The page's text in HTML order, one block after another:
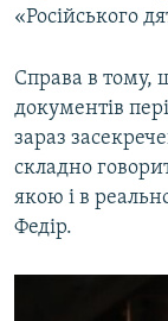
«Російського
Справа в тому,
документів
зараз
складно
якою і в
Федір.